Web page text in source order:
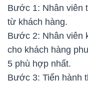
Bước 1: Nhân viên
từ khách hàng.
Bước 2: Nhân viên
cho khách hàng
5 phù hợp nhất.
Bước 3: Tiến hành